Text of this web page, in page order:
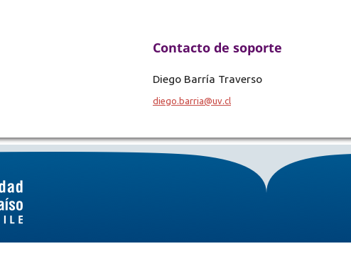
Contacto de soporte
Diego Barría Traverso
diego.barria@uv.cl